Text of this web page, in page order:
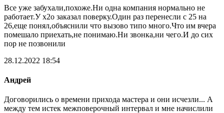
Все уже забухали,похоже.Ни одна компания нормально не
работает.У х2о заказал поверку.Один раз перенесли с 25 на
26,еще понял,объяснили что вызово типо много.Что им вчера
помешало приехать,не понимаю.Ни звонка,ни чего.И до сих
пор не позвонили
28.12.2022 18:54
Андрей
Договорились о времени прихода мастера и они исчезли... А
между тем истек межповерочный интервал и мне начислили